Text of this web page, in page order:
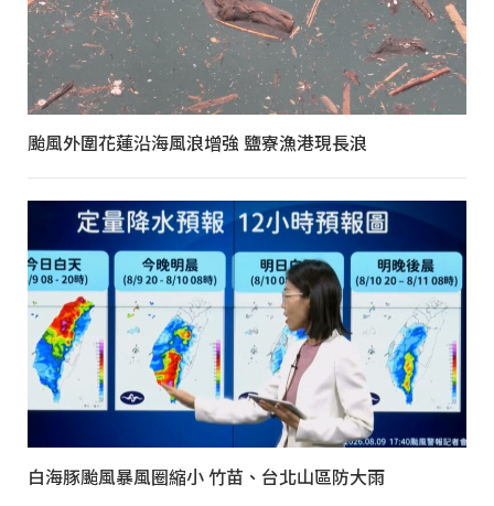
颱風外圍花蓮沿海風浪增強 鹽寮漁港現長浪
白海豚颱風暴風圈縮小 竹苗、台北山區防大雨